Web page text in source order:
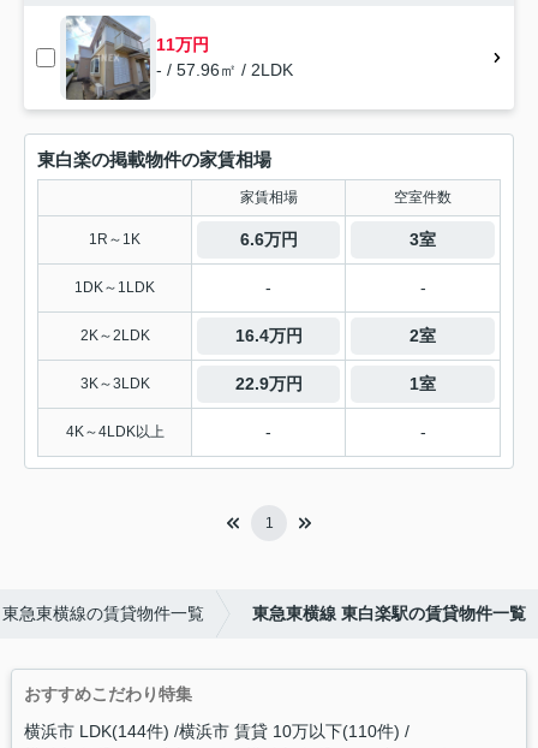
11万円
- / 57.96㎡ / 2LDK
東白楽の掲載物件の家賃相場
家賃相場 空室件数
1R～1K 6.6万円 3室
1DK～1LDK - -
2K～2LDK 16.4万円 2室
3K～3LDK 22.9万円 1室
4K～4LDK以上 - -
1
東急東横線の賃貸物件一覧 東急東横線 東白楽駅の賃貸物件一覧
おすすめこだわり特集
横浜市 LDK(144件) 横浜市 賃貸 10万以下(110件)